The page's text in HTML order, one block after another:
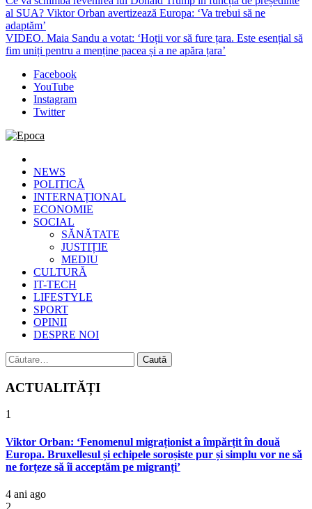
al SUA? Viktor Orban avertizează Europa: ‘Va trebui să ne
adaptăm’
VIDEO. Maia Sandu a votat: ‘Hoții vor să fure țara. Este esențial să
fim uniți pentru a menține pacea și a ne apăra țara’
Facebook
YouTube
Instagram
Twitter
Epoca
Cele mai noi știri online din România
NEWS
POLITICĂ
INTERNAȚIONAL
ECONOMIE
SOCIAL
SĂNĂTATE
JUSTIȚIE
MEDIU
CULTURĂ
IT-TECH
LIFESTYLE
SPORT
OPINII
DESPRE NOI
Caută
după:
ACTUALITĂȚI
1
Viktor Orban: ‘Fenomenul migraționist a împărțit în două
Europa. Bruxellesul și echipele soroșiste pur și simplu vor ne să
ne forțeze să îi acceptăm pe migranți’
4 ani ago
2